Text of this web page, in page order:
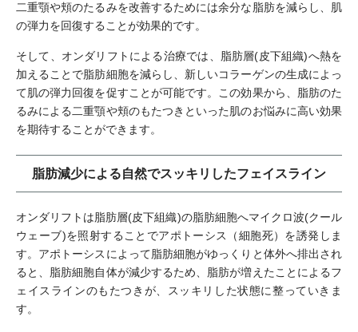
二重顎や頬のたるみを改善するためには余分な脂肪を減らし、肌
の弾力を回復することが効果的です。
そして、オンダリフトによる治療では、脂肪層(皮下組織)へ熱を
加えることで脂肪細胞を減らし、新しいコラーゲンの生成によっ
て肌の弾力回復を促すことが可能です。この効果から、脂肪のた
るみによる二重顎や頬のもたつきといった肌のお悩みに高い効果
を期待することができます。
脂肪減少による自然でスッキリしたフェイスライン
オンダリフトは脂肪層(皮下組織)の脂肪細胞へマイクロ波(クール
ウェーブ)を照射することでアポトーシス（細胞死）を誘発しま
す。アポトーシスによって脂肪細胞がゆっくりと体外へ排出され
ると、脂肪細胞自体が減少するため、脂肪が増えたことによるフ
ェイスラインのもたつきが、スッキリした状態に整っていきま
す。